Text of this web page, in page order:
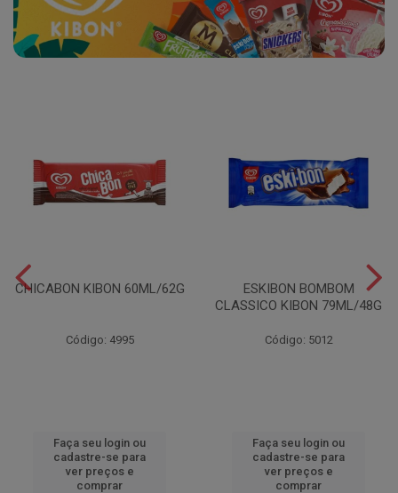
CHICABON KIBON 60ML/62G
Código: 4995
Faça seu login ou
cadastre-se para
ver preços e
comprar
ESKIBON BOMBOM
CLASSICO KIBON 79ML/48G
Código: 5012
Faça seu login ou
cadastre-se para
ver preços e
comprar